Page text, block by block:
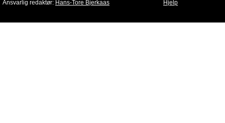
Ansvarlig redaktør: Hans-Tore Bjerkaas
Hjelp